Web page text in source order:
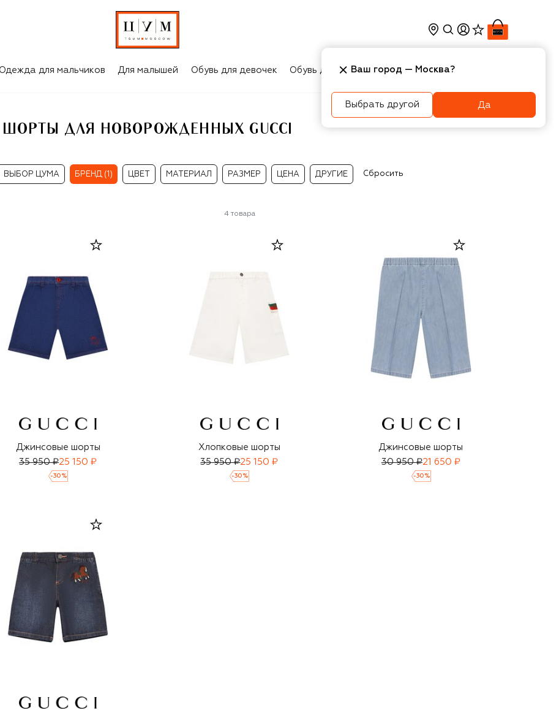
для мальчиков Для малышей Обувь для девочек Обувь для мальчиков Игрушки Аксесcуары
ШОРТЫ ДЛЯ НОВОРОЖДЕННЫХ GUCCI
ВЫБОР ЦУМА БРЕНД (1) ЦВЕТ МАТЕРИАЛ РАЗМЕР ЦЕНА ДРУГИЕ Сбросить
4 товара
Джинсовые шорты
35 950 ₽25 150 ₽
-30 %
Хлопковые шорты
35 950 ₽25 150 ₽
-30 %
Джинсовые шорты
30 950 ₽21 650 ₽
-30 %
Ваш город — Москва?
Выбрать другой Да